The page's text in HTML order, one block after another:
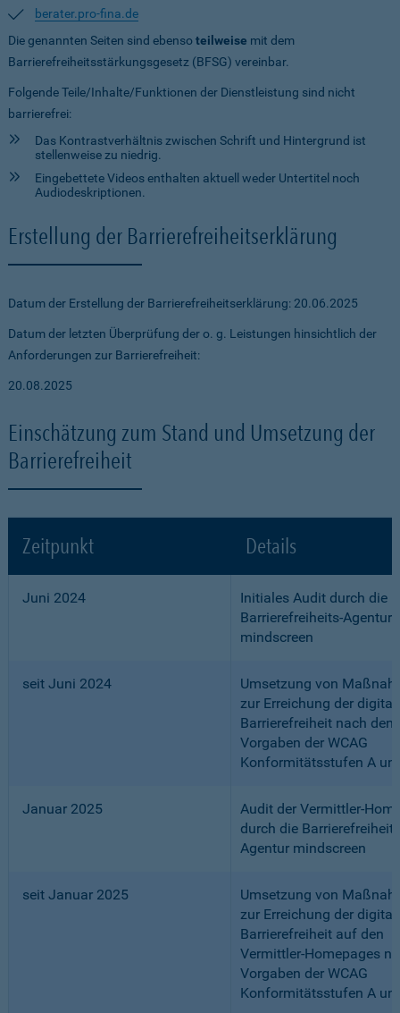
berater.pro-fina.de
Die genannten Seiten sind ebensoteilweise mit dem
Barrierefreiheitsstärkungsgesetz (BFSG) vereinbar.
Folgende Teile/Inhalte/Funktionen der Dienstleistung sind nicht
barrierefrei:
Das Kontrastverhältnis zwischen Schrift und Hintergrund ist
stellenweise zu niedrig.
Eingebettete Videos enthalten aktuell weder Untertitel noch
Audiodeskriptionen.
Erstellung der Barrierefreiheitserklärung
Datum der Erstellung der Barrierefreiheitserklärung: 20.06.2025
Datum der letzten Überprüfung der o. g. Leistungen hinsichtlich der
Anforderungen zur Barrierefreiheit:
20.08.2025
Einschätzung zum Stand und Umsetzung der
Barrierefreiheit
Zeitpunkt Details
Juni 2024
Initiales Audit durch die
Barrierefreiheits-Agentur
mindscreen
seit Juni 2024
Umsetzung von
zur Erreichung der
Barrierefreiheit nach den
Vorgaben der WCAG
Konformitätsstufen A
Januar 2025
Audit der Vermittler-
durch die
Agentur mindscreen
seit Januar 2025
Umsetzung von
zur Erreichung der
Barrierefreiheit auf den
Vermittler-Homepages
Vorgaben der WCAG
Konformitätsstufen A